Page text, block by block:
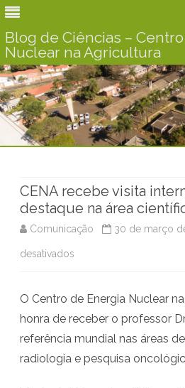
Blog de Ciências –
Nuclear na Agricultura
CENA recebe visita
destaque na área
Comunicação 30 de março
desativados
C
N
O Centro de Energia Nuclear
honra de receber o professor
referência mundial nas áreas
radiologia e pesquisa